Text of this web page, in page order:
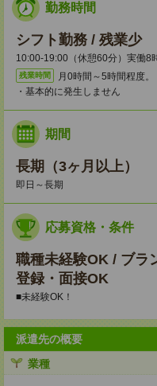
勤務時間
シフト勤務 / 残業少
10:00-19:00（休憩60分）実働8
残業時間
月0時間～5時間程度。
・基本的に発生しません
期間
長期（3ヶ月以上）
即日～長期
応募資格・条件
職種未経験OK / ブラ
登録・面接OK
■未経験OK！
派遣先の概要
業種